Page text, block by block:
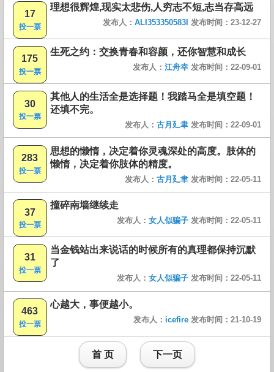
17
投一票
理想很辉煌,现实太悲伤,人穷志不短,志当存高远
发布人： ALI353350583I 发布时间：23-12-27
175
投一票
生死之约：交换青春和容颜，还你智慧和成长
发布人： 江舟幸 发布时间：22-09-01
30
投一票
其他人的生活全是选择题！我踏马全是填空题！
还填不完。
发布人： 古月廴聿 发布时间：22-09-01
283
投一票
思想的懒惰，决定着你灵魂深处的高度。肢体的
懒惰，决定着你肢体的精度。
发布人： 古月廴聿 发布时间：22-05-11
37
投一票
撞碎南墙继续走
发布人： 女人似骗子 发布时间：22-05-11
31
投一票
当金钱站出来说话的时候所有的真理都保持沉默
了
发布人： 女人似骗子 发布时间：22-05-11
463
投一票
心越大，事便越小。
发布人： icefire 发布时间：21-10-19
首 页 下一页